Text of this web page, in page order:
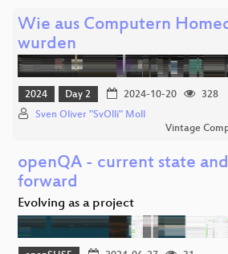
Wie aus Computern
wurden
2024 Day 2 2024-10-20
328
Sven Oliver "SvOlli" Moll
Vintage
openQA - current state
forward
Evolving as a project